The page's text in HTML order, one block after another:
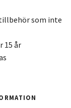
som inte
15 år